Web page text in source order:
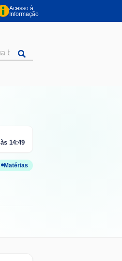
Acesso à
Informação
às 14:49
Matérias